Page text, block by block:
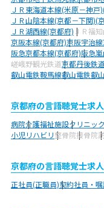
ＪＲ東海道本線(米原－神戸
ＪＲ山陰本線(京都－下関)(
ＪＲ湖西線(京都府) ＪＲ福
京阪本線(京都府)京阪宇治線
阪急京都本線(京都府)阪急
嵯峨野観光鉄道京都丹後鉄
叡山電鉄鞍馬線叡山電鉄叡
京都府の言語聴覚士求
病院介護福祉施設クリニック
小児リハビリ整骨院接骨院
京都府の言語聴覚士求
正社員(正職員)契約社員・